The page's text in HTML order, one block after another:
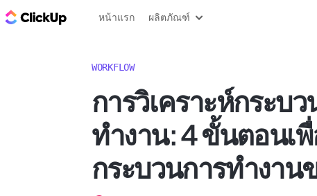
บล็อก ClickUp
หน้าแรก ผลิตภัณฑ์
WORKFLOW
การวิเคราะห์กระบว
ทำงาน: 4 ขั้นตอนเ
กระบวนการทำงา